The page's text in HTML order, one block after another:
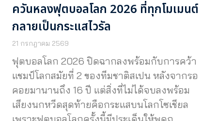
ควันหลงฟุตบอลโลก 2026 ที่ทุกโมเมนต์
กลายเป็นกระแสไวรัล
21 กรกฎาคม 2569
ฟุตบอลโลก 2026 ปิดฉากลงพร้อมกับการคว้า
แชมป์โลกสมัยที่ 2 ของทีมชาติสเปน หลังจากรอ
คอยมานานถึง 16 ปี แต่สิ่งที่ไม่ได้จบลงพร้อม
เสียงนกหวีดสุดท้ายคือกระแสบนโลกโซเชียล